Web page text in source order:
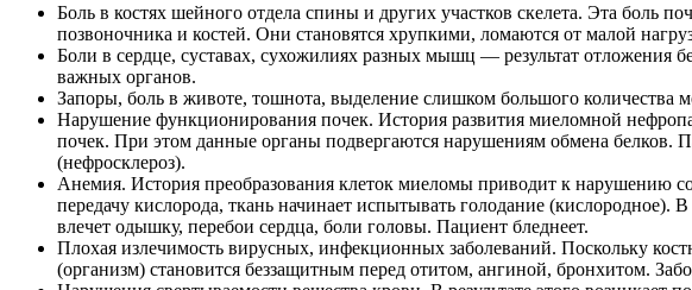
Боль в костях шейного отдела спины и других участков скелета. Эта боль
позвоночника и костей. Они становятся хрупкими, ломаются от малой
Боли в сердце, суставах, сухожилиях разных мышц — результат отложения
важных органов.
Запоры, боль в животе, тошнота, выделение слишком большого количества
Нарушение функционирования почек. История развития миеломной
почек. При этом данные органы подвергаются нарушениям обмена белков.
(нефросклероз).
Анемия. История преобразования клеток миеломы приводит к нарушению
передачу кислорода, ткань начинает испытывать голодание (кислородное).
влечет одышку, перебои сердца, боли головы. Пациент бледнеет.
Плохая излечимость вирусных, инфекционных заболеваний. Поскольку
(организм) становится беззащитным перед отитом, ангиной, бронхитом.